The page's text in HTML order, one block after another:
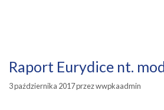
Raport Eurydice nt.
3 października 2017przezwwpkaadmin